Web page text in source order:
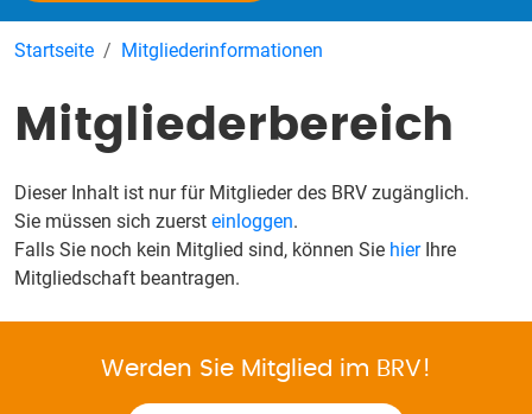
Startseite Mitgliederinformationen
Mitgliederbereich
Dieser Inhalt ist nur für Mitglieder des BRV zugänglich.
Sie müssen sich zuerst einloggen.
Falls Sie noch kein Mitglied sind, können Sie hierIhre
Mitgliedschaft beantragen.
Werden Sie Mitglied im BRV!